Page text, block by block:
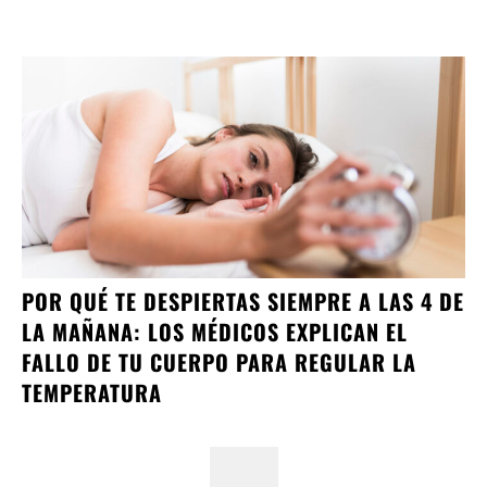
POR QUÉ TE DESPIERTAS SIEMPRE A LAS 4 DE
LA MAÑANA: LOS MÉDICOS EXPLICAN EL
FALLO DE TU CUERPO PARA REGULAR LA
TEMPERATURA